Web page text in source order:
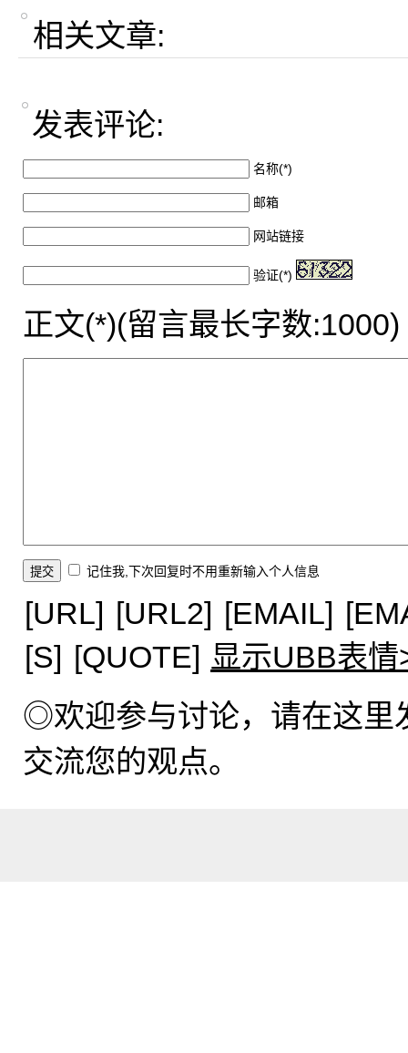
相关文章:
发表评论:
名称(*)
邮箱
网站链接
验证(*)
正文(*)(留言最长字数:1000)
记住我,下次回复时不用重新输入个人信息
[URL] [URL2] [EMAIL]
[S] [QUOTE] 显示UBB表情
◎欢迎参与讨论，请在这里
交流您的观点。